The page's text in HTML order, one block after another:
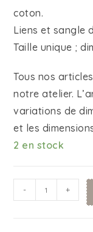
coton.
Liens et sangle
Taille unique ;
Tous nos
notre atelier.
variations de
et les
2 en stock
- +